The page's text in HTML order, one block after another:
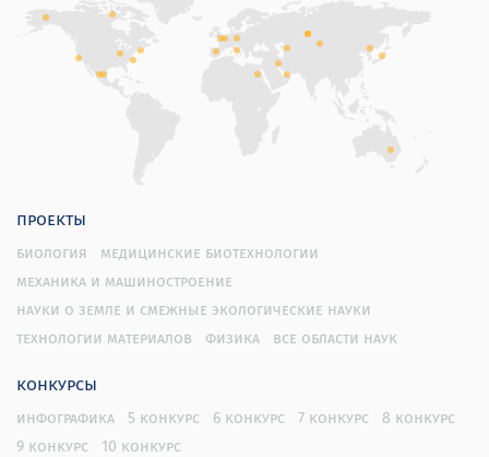
проекты
биология
медицинские биотехнологии
механика и машиностроение
науки о земле и смежные экологические науки
технологии материалов
физика все области наук
конкурсы
инфографика 5 конкурс 6 конкурс 7 конкурс
8 конкурс
9 конкурс
10 конкурс